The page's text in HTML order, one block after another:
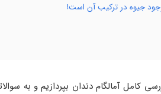
جیوه در ترکیب آن است!
کامل آمالگام دندان بپردازیم و به